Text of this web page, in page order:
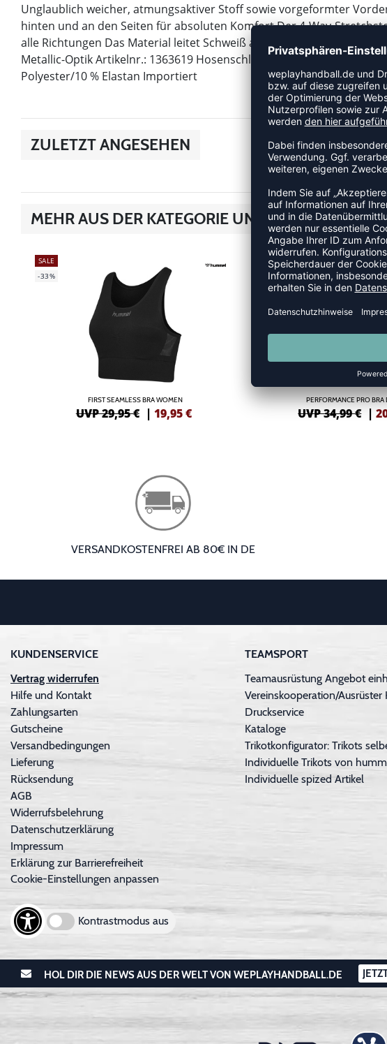
Unglaublich weicher, atmungsaktiver Stoff sowie vorgeformter
hinten und an den Seiten für absoluten Komfort Der 4-Way-
alle Richtungen Das Material leitet Schweiß ab und trocknet sehr
Metallic-Optik Artikelnr.: 1363619 Hosenschlitz 2 Boxerjocks® pro
Polyester/10 % Elastan Importiert
ZULETZT ANGESEHEN
MEHR AUS DER KATEGORIE UNTERWÄSCHE
SALE
-33%
FIRST SEAMLESS BRA WOMEN
UVP 29,95 € | 19,95€
SALE
-40%
PERFORMANCE PRO BRA
UVP 34,99 € |
VERSANDKOSTENFREI AB 80€ IN DE
KUNDENSERVICE
Vertrag widerrufen
Hilfe und Kontakt
Zahlungsarten
Gutscheine
Versandbedingungen
Lieferung
Rücksendung
AGB
Widerrufsbelehrung
Datenschutzerklärung
Impressum
Erklärung zur Barrierefreiheit
Cookie-Einstellungen anpassen
Kontrastmodus aus
TEAMSPORT
Teamausrüstung Angebot
Vereinskooperation/Ausrüster
Druckservice
Kataloge
Trikotkonfigurator: Trikots
Individuelle Trikots von
Individuelle spized Artikel
HOL DIR DIE NEWS AUS DER WELT VON WEPLAYHANDBALL.DE